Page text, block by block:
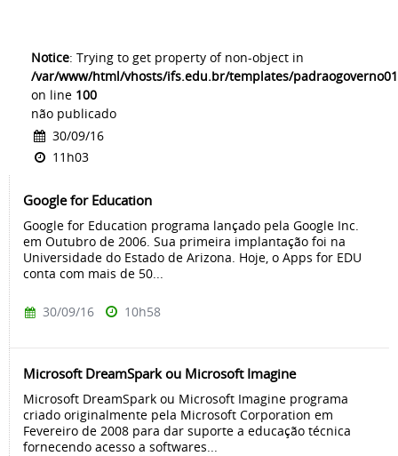
Notice: Trying to get property of non-object in
/var/www/html/vhosts/ifs.edu.br/templates/
on line 100
não publicado
30/09/16
11h03
Google for Education
Google for Education programa lançado pela Google Inc.
em Outubro de 2006. Sua primeira implantação foi na
Universidade do Estado de Arizona. Hoje, o Apps for EDU
conta com mais de 50...
30/09/16 10h58
Microsoft DreamSpark ou Microsoft Imagine
Microsoft DreamSpark ou Microsoft Imagine programa
criado originalmente pela Microsoft Corporation em
Fevereiro de 2008 para dar suporte a educação técnica
fornecendo acesso a softwares...